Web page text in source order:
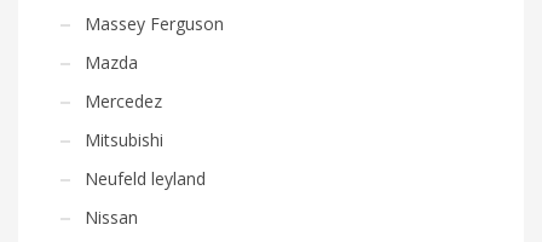
Massey Ferguson
Mazda
Mercedez
Mitsubishi
Neufeld leyland
Nissan